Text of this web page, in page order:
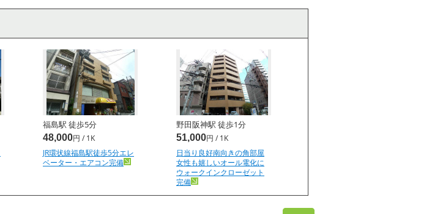
福島駅 徒歩5分
48,000円 / 1K
JR環状線福島駅徒歩5分エレ
ベーター・エアコン完備
野田阪神駅 徒歩1分
51,000円 / 1K
日当り良好南向きの角部屋
女性も嬉しいオール電化に
ウォークインクローゼット
完備